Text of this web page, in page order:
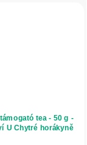
tea - 50 g -
U Chytré horákyně